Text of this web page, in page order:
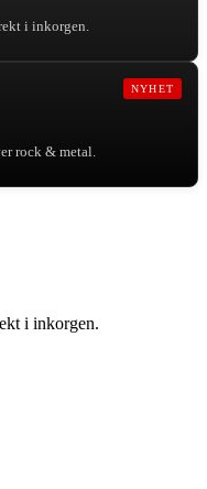
i inkorgen.
NYHET
rock & metal.
i inkorgen.